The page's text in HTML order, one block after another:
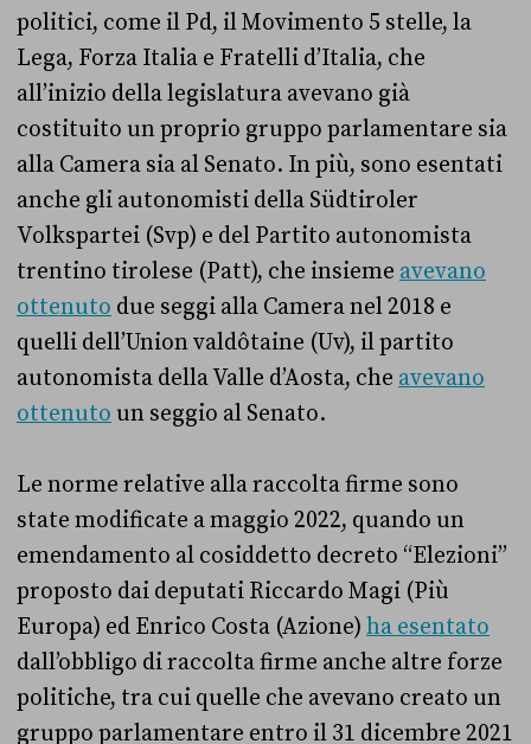
politici, come il Pd, il Movimento 5 stelle, la
Lega, Forza Italia e Fratelli d’Italia, che
all’inizio della legislatura avevano già
costituito un proprio gruppo parlamentare sia
alla Camera sia al Senato. In più, sono esentati
anche gli autonomisti della Südtiroler
Volkspartei (Svp) e del Partito autonomista
trentino tirolese (Patt), che insieme avevano
ottenuto due seggi alla Camera nel 2018 e
quelli dell’Union valdôtaine (Uv), il partito
autonomista della Valle d’Aosta, che avevano
ottenuto un seggio al Senato.
Le norme relative alla raccolta firme sono
state modificate a maggio 2022, quando un
emendamento al cosiddetto decreto “Elezioni”
proposto dai deputati Riccardo Magi (Più
Europa) ed Enrico Costa (Azione) ha esentato
dall’obbligo di raccolta firme anche altre forze
politiche, tra cui quelle che avevano creato un
gruppo parlamentare entro il 31 dicembre 2021